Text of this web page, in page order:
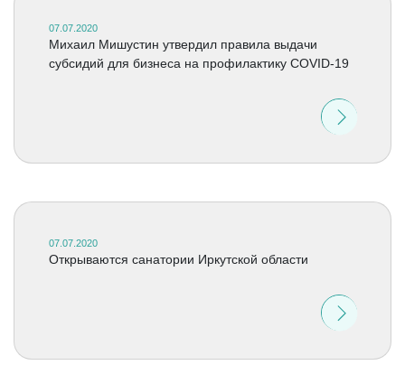
07.07.2020
Михаил Мишустин утвердил правила выдачи
субсидий для бизнеса на профилактику COVID-19
07.07.2020
Открываются санатории Иркутской области